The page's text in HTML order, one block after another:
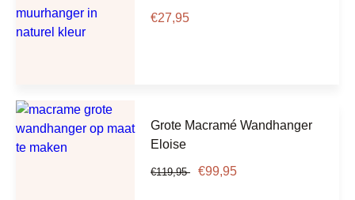
€27,95
Grote Macramé Wandhanger
Eloise
€119,95 €99,95